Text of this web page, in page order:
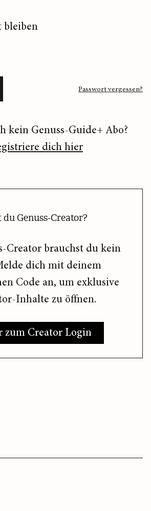
bleiben
Passwort vergessen?
kein Genuss-Guide+ Abo?
dich hier
du Genuss-Creator?
Creator brauchst du kein
dich mit deinem
Code an, um exklusive
Inhalte zu öffnen.
zum Creator Login